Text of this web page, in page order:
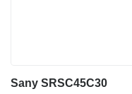
Sany SRSC45C30